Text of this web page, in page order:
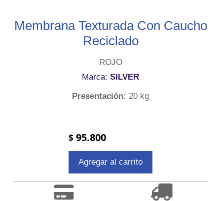
Membrana Texturada Con Caucho
Reciclado
ROJO
Marca: SILVER
Presentación: 20 kg
$ 95.800
Agregar al carrito